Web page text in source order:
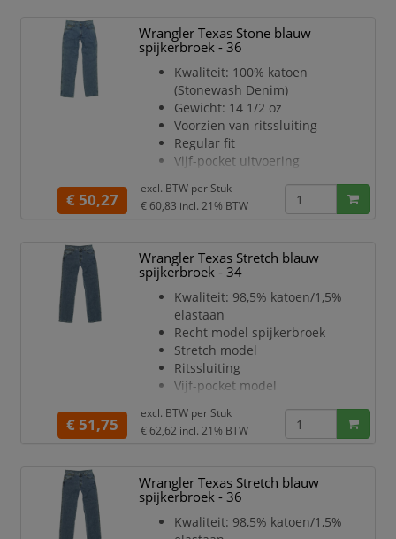
Wrangler Texas Stone blauw
spijkerbroek - 36
Kwaliteit: 100% katoen
(Stonewash Denim)
Gewicht: 14 1/2 oz
Voorzien van ritssluiting
Regular fit
Vijf-pocket uitvoering
Optimale pasvorm
Kleur: blauw
€ 50,27
excl. BTW per Stuk
€ 60,83 incl. 21% BTW
Wrangler Texas Stretch blauw
spijkerbroek - 34
Kwaliteit: 98,5% katoen/1,5%
elastaan
Recht model spijkerbroek
Stretch model
Ritssluiting
Vijf-pocket model
Kleur: blauw
Lengtemaat: 34
€ 51,75
excl. BTW per Stuk
€ 62,62 incl. 21% BTW
Wrangler Texas Stretch blauw
spijkerbroek - 36
Kwaliteit: 98,5% katoen/1,5%